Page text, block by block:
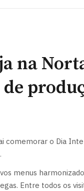
na
comemorar o Dia
menus
Entre todos os